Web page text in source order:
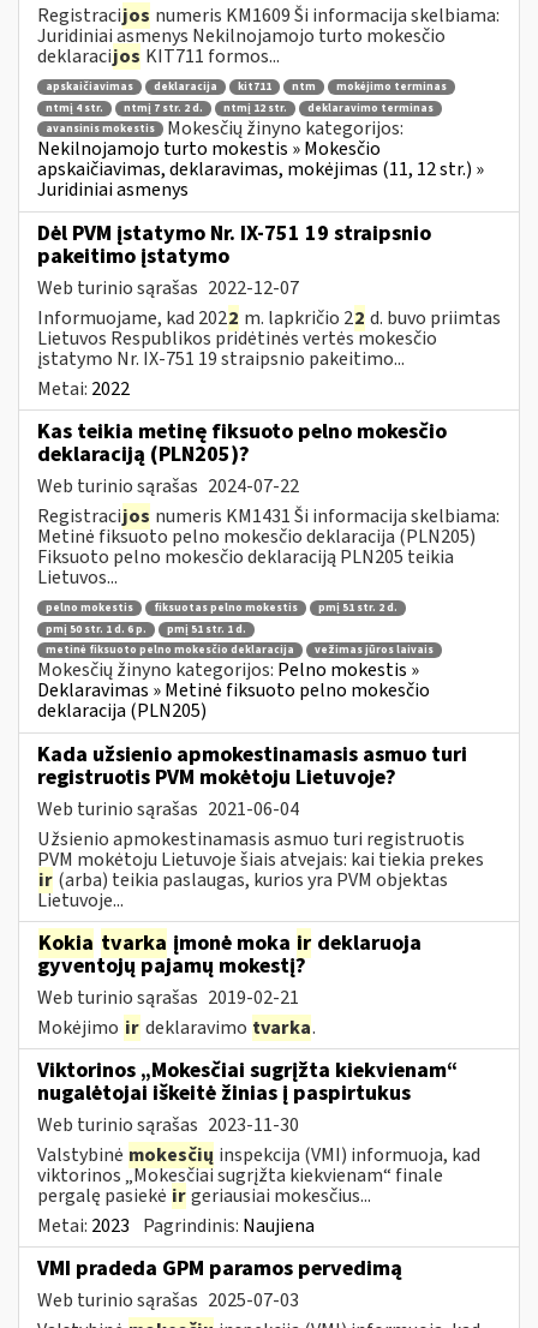
Registracijos numeris KM1609 Ši informacija skelbiama:
Juridiniai asmenys Nekilnojamojo turto mokesčio
deklaracijos KIT711 formos...
apskaičiavimas deklaracija kit711 ntm
mokėjimo terminas
ntmį 4 str.
ntmį 7 str. 2 d. ntmį 12 str.
deklaravimo terminas
avansinis mokestis
Mokesčių žinyno kategorijos:
Nekilnojamojo turto mokestis » Mokesčio
apskaičiavimas, deklaravimas, mokėjimas (11, 12 str.) »
Juridiniai asmenys
Dėl PVM įstatymo Nr. IX-751 19 straipsnio
pakeitimo įstatymo
Web turinio sąrašas 2022-12-07
Informuojame, kad 2022 m. lapkričio 22 d. buvo priimtas
Lietuvos Respublikos pridėtinės vertės mokesčio
įstatymo Nr. IX-751 19 straipsnio pakeitimo...
Metai: 2022
Kas teikia metinę fiksuoto pelno mokesčio
deklaraciją (PLN205)?
Web turinio sąrašas 2024-07-22
Registracijos numeris KM1431 Ši informacija skelbiama:
Metinė fiksuoto pelno mokesčio deklaracija (PLN205)
Fiksuoto pelno mokesčio deklaraciją PLN205 teikia
Lietuvos...
pelno mokestis fiksuotas pelno mokestis
pmį 51 str. 2 d.
pmį 50 str. 1 d. 6 p.
pmį 51 str. 1 d.
metinė fiksuoto pelno mokesčio deklaracija
vežimas jūros laivais
Mokesčių žinyno kategorijos: Pelno mokestis »
Deklaravimas » Metinė fiksuoto pelno mokesčio
deklaracija (PLN205)
Kada užsienio apmokestinamasis asmuo turi
registruotis PVM mokėtoju Lietuvoje?
Web turinio sąrašas 2021-06-04
Užsienio apmokestinamasis asmuo turi registruotis
PVM mokėtoju Lietuvoje šiais atvejais: kai tiekia prekes
ir (arba) teikia paslaugas, kurios yra PVM objektas
Lietuvoje...
Kokia tvarka įmonė moka ir deklaruoja
gyventojų pajamų mokestį?
Web turinio sąrašas 2019-02-21
Mokėjimo ir deklaravimo tvarka.
Viktorinos „Mokesčiai sugrįžta kiekvienam“
nugalėtojai iškeitė žinias į paspirtukus
Web turinio sąrašas 2023-11-30
Valstybinė mokesčių inspekcija (VMI) informuoja, kad
viktorinos „Mokesčiai sugrįžta kiekvienam“ finale
pergalę pasiekė irgeriausiai mokesčius...
Metai: 2023 Pagrindinis: Naujiena
VMI pradeda GPM paramos pervedimą
Web turinio sąrašas 2025-07-03